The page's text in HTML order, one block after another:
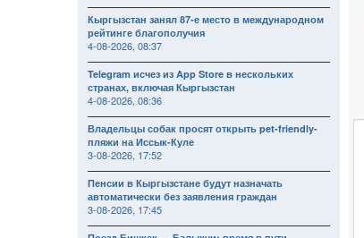
Кыргызстан занял 87-е место в международном
рейтинге благополучия
4-08-2026, 08:37
Telegram исчез из App Store в нескольких
странах, включая Кыргызстан
4-08-2026, 08:36
Владельцы собак просят открыть pet-friendly-
пляжи на Иссык-Куле
3-08-2026, 17:52
Пенсии в Кыргызстане будут назначать
автоматически без заявления граждан
3-08-2026, 17:45